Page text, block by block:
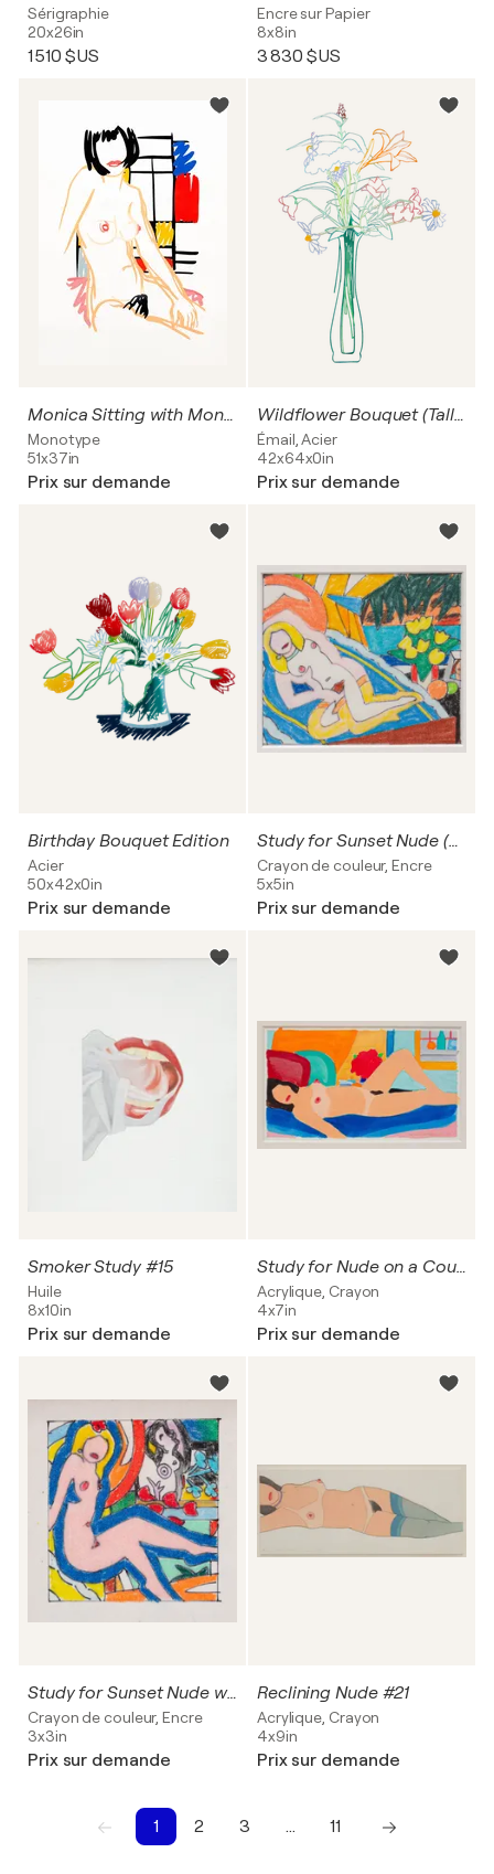
Sérigraphie
20x26in
1 510 $US
Encre sur Papier
8x8in
3 830 $US
Monica Sitting with Mondrian
Monotype
51x37in
Prix sur demande
Wildflower Bouquet (Tall Vase) (Small) (Variation #1),
Émail, Acier
42x64x0in
Prix sur demande
Birthday Bouquet Edition
Acier
50x42x0in
Prix sur demande
Study for Sunset Nude (Knees Up)
Crayon de couleur, Encre
5x5in
Prix sur demande
Smoker Study #15
Huile
8x10in
Prix sur demande
Study for Nude on a Couch
Acrylique, Crayon
4x7in
Prix sur demande
Study for Sunset Nude with Picasso
Crayon de couleur, Encre
3x3in
Prix sur demande
Reclining Nude #21
Acrylique, Crayon
4x9in
Prix sur demande
1 2 3 …
11